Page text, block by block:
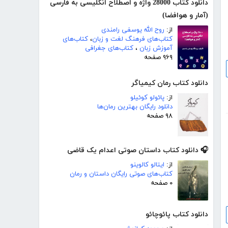
دانلود کتاب 28000 واژه و اصطلاح انگلیسی به فارسی
(آمار و هوافضا)
از: روح الله یوسفی رامندی
کتاب‌های فرهنگ لغت و زبان، کتاب‌های
آموزش زبان ، کتاب‌های جغرافی
۹۶۹ صفحه
دانلود کتاب رمان کیمیاگر
از: پائولو کوئیلو
دانلود رایگان بهترین رمان‌ها
۹۸ صفحه
🎧 دانلود کتاب داستان صوتی اعدام یک قاضی
از: ایتالو کالوینو
کتاب‌های صوتی رایگان داستان و رمان
۰ صفحه
دانلود کتاب پائوچائو